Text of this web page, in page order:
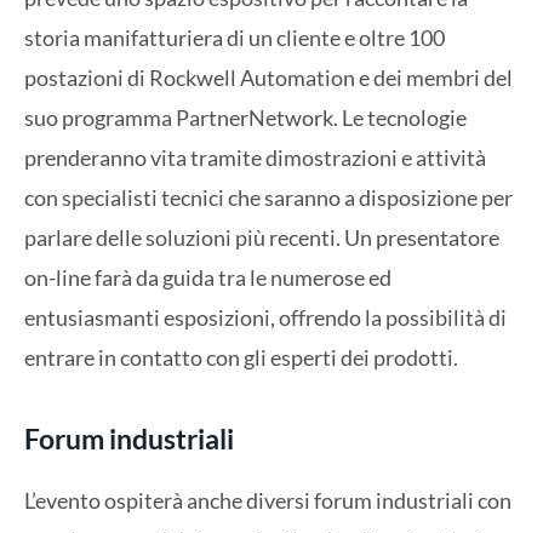
storia manifatturiera di un cliente e oltre 100
postazioni di Rockwell Automation e dei membri del
suo programma PartnerNetwork. Le tecnologie
prenderanno vita tramite dimostrazioni e attività
con specialisti tecnici che saranno a disposizione per
parlare delle soluzioni più recenti. Un presentatore
on-line farà da guida tra le numerose ed
entusiasmanti esposizioni, offrendo la possibilità di
entrare in contatto con gli esperti dei prodotti.
Forum industriali
L’evento ospiterà anche diversi forum industriali con